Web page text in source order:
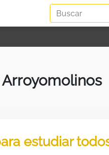
estudiar